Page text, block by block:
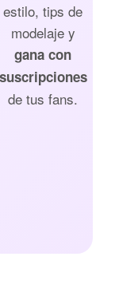
estilo, tips de
modelaje y
gana con
suscripciones
de tus fans.